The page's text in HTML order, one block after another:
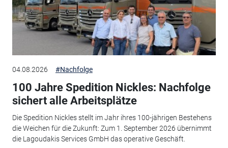
04.08.2026 #Nachfolge
100 Jahre Spedition Nickles: Nachfolge
sichert alle Arbeitsplätze
Die Spedition Nickles stellt im Jahr ihres 100-jährigen Bestehens
die Weichen für die Zukunft: Zum 1. September 2026 übernimmt
die Lagoudakis Services GmbH das operative Geschäft.